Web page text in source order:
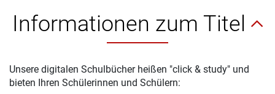
Informationen zum Titel
Unsere digitalen Schulbücher heißen "click & study" und
bieten Ihren Schülerinnen und Schülern: